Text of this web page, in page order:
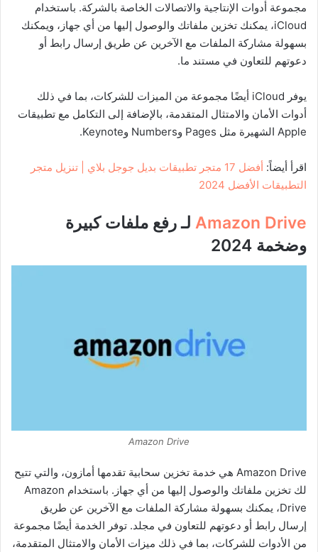
مجموعة أدوات الإنتاجية والاتصالات الخاصة بالشركة. باستخدام
iCloud، يمكنك تخزين ملفاتك والوصول إليها من أي جهاز، ويمكنك
بسهولة مشاركة الملفات مع الآخرين عن طريق إرسال رابط أو
دعوتهم للتعاون في مستند ما.
يوفر iCloud أيضًا مجموعة من الميزات للشركات، بما في ذلك
أدوات الأمان والامتثال المتقدمة، بالإضافة إلى التكامل مع تطبيقات
Apple الشهيرة مثل Pages وNumbers وKeynote.
اقرأ أيضاً:
أفضل 17 متجر تطبيقات بديل جوجل بلاي | تنزيل متجر
التطبيقات الأفضل 2024
Amazon Drive لـ رفع ملفات كبيرة
وضخمة 2024
Amazon Drive
Amazon Drive هي خدمة تخزين سحابية تقدمها أمازون، والتي تتيح
لك تخزين ملفاتك والوصول إليها من أي جهاز. باستخدام Amazon
Drive، يمكنك بسهولة مشاركة الملفات مع الآخرين عن طريق
إرسال رابط أو دعوتهم للتعاون في مجلد. توفر الخدمة أيضًا مجموعة
من الأدوات للشركات، بما في ذلك ميزات الأمان والامتثال المتقدمة،